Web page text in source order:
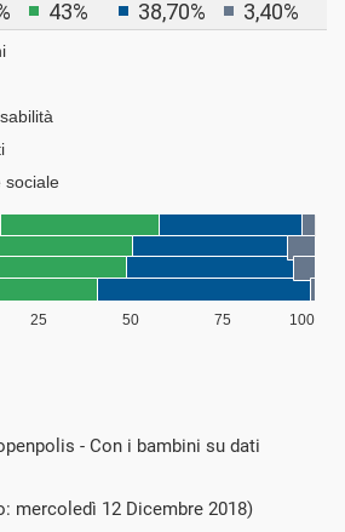
- Con i bambini su dati
mercoledì 12 Dicembre 2018)